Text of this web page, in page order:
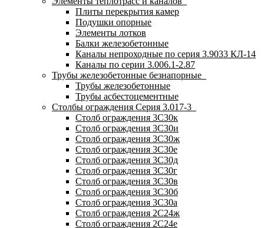
Плиты перекрытия камер
Подушки опорные
Элементы лотков
Балки железобетонные
Каналы непроходные по серия 3.9033 КЛ-14
Каналы по серии 3.006.1-2.87
Трубы железобетонные безнапорные
Трубы железобетонные
Трубы асбестоцементные
Столбы ограждения Серия 3.017-3
Столб ограждения 3С30к
Столб ограждения 3С30и
Столб ограждения 3С30ж
Столб ограждения 3С30е
Столб ограждения 3С30д
Столб ограждения 3С30г
Столб ограждения 3С30в
Столб ограждения 3С30б
Столб ограждения 3С30а
Столб ограждения 2С24ж
Столб ограждения 2С24е